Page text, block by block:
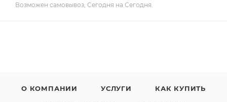
Возможен самовывоз, Сегодня на Сегодня.
О КОМПАНИИ УСЛУГИ КАК КУПИТЬ